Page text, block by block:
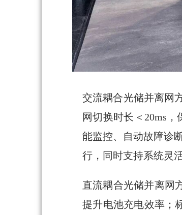
交流耦合光储并离网
网切换时长＜20ms
能监控、自动故障诊
行，同时支持系统灵
直流耦合光储并离网
提升电池充电效率；